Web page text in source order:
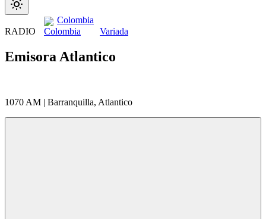
RADIO
Colombia
Variada
Emisora Atlantico
1070 AM | Barranquilla, Atlantico